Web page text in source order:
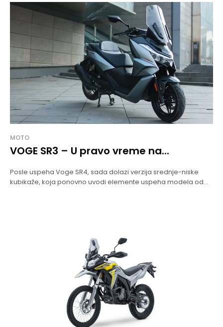
MOTO
VOGE SR3 – U pravo vreme na...
Posle uspeha Voge SR4, sada dolazi verzija srednje-niske
kubikaže, koja ponovno uvodi elemente uspeha modela od...